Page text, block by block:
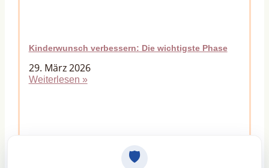
Kinderwunsch verbessern: Die wichtigste Phase
29. März 2026
Weiterlesen »